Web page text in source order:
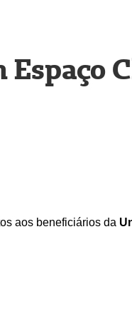
aos beneficiários da